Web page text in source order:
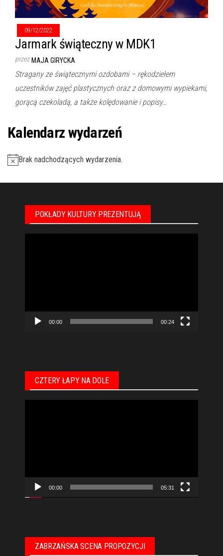
09/12/2022
Jarmark świąteczny w MDK1
przez MAJA GIRYCKA
Stragany ze świątecznymi ozdobami – rękodziełem
uczestników zajęć plastycznych oraz z domowymi wypiekami,
gorącą czekoladą, a także kolędowanie i popisy…
Kalendarz wydarzeń
Brak nadchodzących wydarzenia.
POKŁADY KULTURY PREZENTUJĄ
00:00 00:24
CZTERY ŁAPY NA DOLE
00:00 05:31
ZABRZAŃSKA SCENA PROPOZYCJI